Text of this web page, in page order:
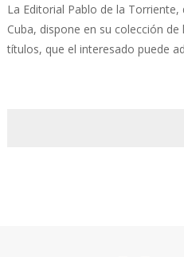
La Editorial Pablo de la
Cuba, dispone en su colección
títulos, que el interesado puede